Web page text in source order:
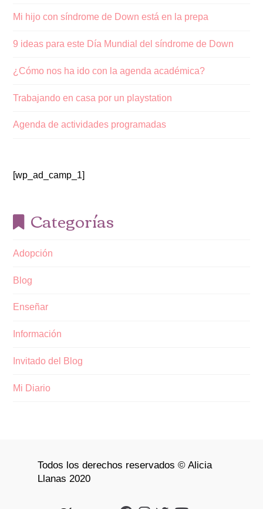
Mi hijo con síndrome de Down está en la prepa
9 ideas para este Día Mundial del síndrome de Down
¿Cómo nos ha ido con la agenda académica?
Trabajando en casa por un playstation
Agenda de actividades programadas
[wp_ad_camp_1]
Categorías
Adopción
Blog
Enseñar
Información
Invitado del Blog
Mi Diario
Todos los derechos reservados © Alicia
Llanas 2020